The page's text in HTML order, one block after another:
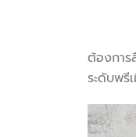
ต้องการ
ระดับพรี